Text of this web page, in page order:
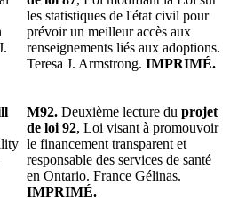
les statistiques de l'état civil pour
prévoir un meilleur accès aux
renseignements liés aux adoptions.
Teresa J. Armstrong. IMPRIMÉ.
M92. Deuxième lecture du projet
de loi 92, Loi visant à promouvoir
le financement transparent et
responsable des services de santé
en Ontario. France Gélinas.
IMPRIMÉ.